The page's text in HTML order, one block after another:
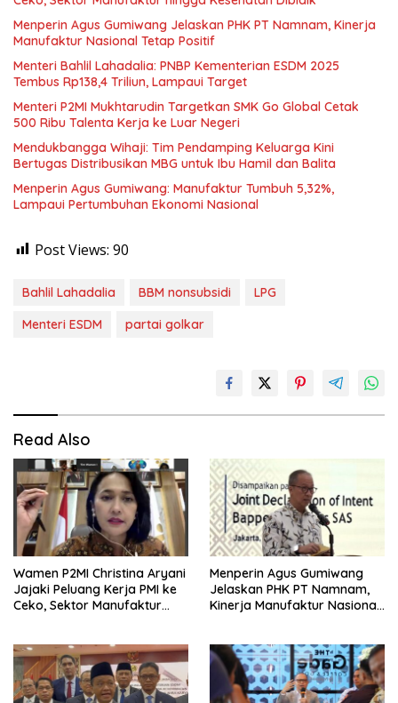
Menperin Agus Gumiwang Jelaskan PHK PT Namnam, Kinerja
Manufaktur Nasional Tetap Positif
Menteri Bahlil Lahadalia: PNBP Kementerian ESDM 2025
Tembus Rp138,4 Triliun, Lampaui Target
Menteri P2MI Mukhtarudin Targetkan SMK Go Global Cetak
500 Ribu Talenta Kerja ke Luar Negeri
Mendukbangga Wihaji: Tim Pendamping Keluarga Kini
Bertugas Distribusikan MBG untuk Ibu Hamil dan Balita
Menperin Agus Gumiwang: Manufaktur Tumbuh 5,32%,
Lampaui Pertumbuhan Ekonomi Nasional
Post Views: 90
Bahlil Lahadalia BBM nonsubsidi
LPG
Menteri ESDM
partai golkar
Read Also
Wamen P2MI Christina Aryani
Jajaki Peluang Kerja PMI ke
Ceko, Sektor Manufaktur
Menperin Agus Gumiwang
Jelaskan PHK PT Namnam,
Kinerja Manufaktur Nasional